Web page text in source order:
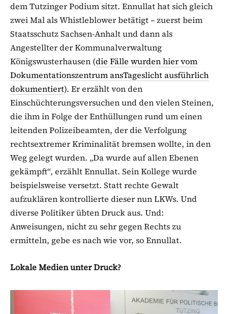
dem Tutzinger Podium sitzt. Ennullat hat sich gleich
zwei Mal als Whistleblower betätigt – zuerst beim
Staatsschutz Sachsen-Anhalt und dann als
Angestellter der Kommunalverwaltung
Königswusterhausen (die Fälle wurden hier vom
Dokumentationszentrum ansTageslicht ausführlich
dokumentiert). Er erzählt von den
Einschüchterungsversuchen und den vielen Steinen,
die ihm in Folge der Enthüllungen rund um einen
leitenden Polizeibeamten, der die Verfolgung
rechtsextremer Kriminalität bremsen wollte, in den
Weg gelegt wurden. „Da wurde auf allen Ebenen
gekämpft“, erzählt Ennullat. Sein Kollege wurde
beispielsweise versetzt. Statt rechte Gewalt
aufzuklären kontrollierte dieser nun LKWs. Und
diverse Politiker übten Druck aus. Und:
Anweisungen, nicht zu sehr gegen Rechts zu
ermitteln, gebe es nach wie vor, so Ennullat.
Lokale Medien unter Druck?